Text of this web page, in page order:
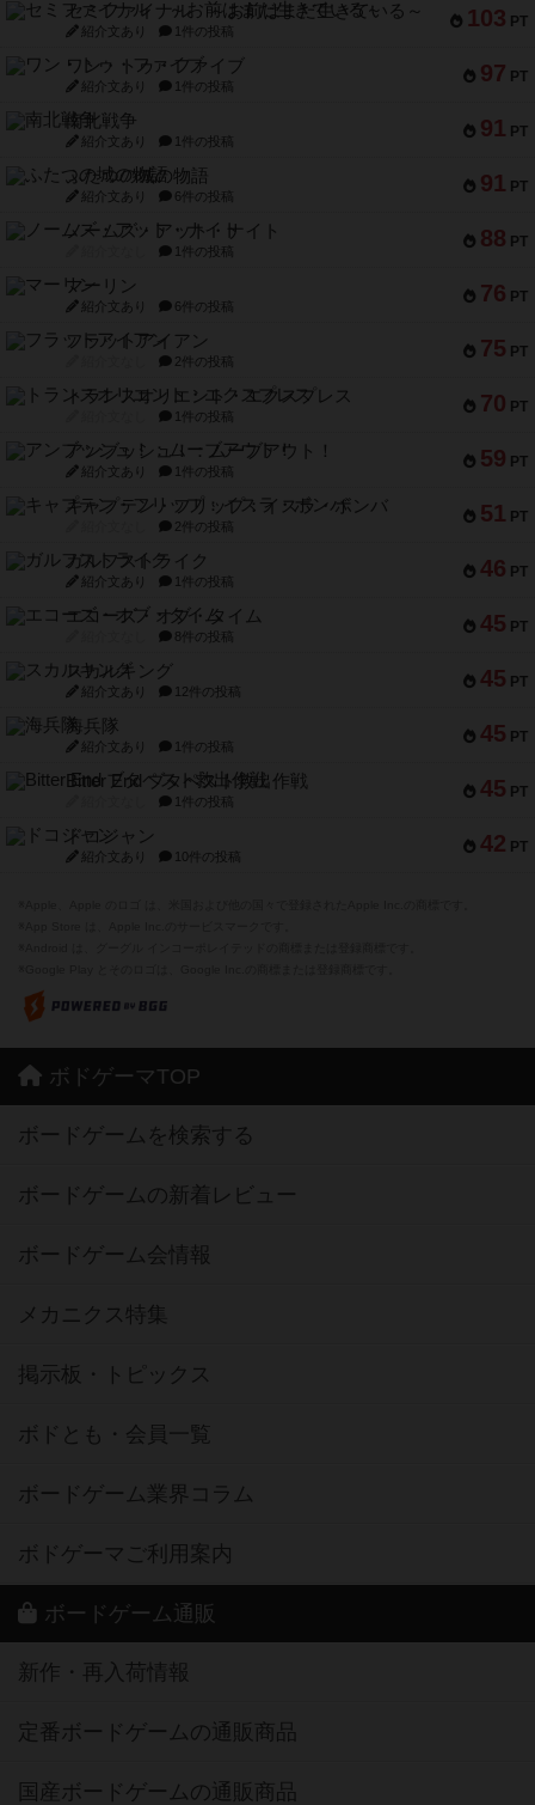
103 PT
セミファイナル ～お前はまだ生きている～
紹介文あり 1件の投稿
97 PT
ワン・トゥ・ファイブ
紹介文あり 1件の投稿
91 PT
南北戦争
紹介文あり 1件の投稿
91 PT
ふたつの城の物語
紹介文あり 6件の投稿
88 PT
ノームズ・アット・ナイト
1件の投稿
76 PT
マーリン
紹介文あり 6件の投稿
75 PT
フラットアイアン
2件の投稿
70 PT
トランスオリエント・エクスプレス
1件の投稿
59 PT
アンブッシュ！：ムーブアウト！
紹介文あり 1件の投稿
51 PT
キャプテン・フリップ：イスラ・ボンバ
2件の投稿
46 PT
ガルフストライク
紹介文あり 1件の投稿
45 PT
エコーズ・オブ・タイム
8件の投稿
45 PT
スカルキング
紹介文あり 12件の投稿
45 PT
海兵隊
紹介文あり 1件の投稿
45 PT
Bitter End ブタペスト救出作戦
1件の投稿
42 PT
ドコジャン
紹介文あり 10件の投稿
ボドゲーマTOP
ボードゲームを検索する
ボードゲームの新着レビュー
ボードゲーム会情報
メカニクス特集
掲示板・トピックス
ボドとも・会員一覧
ボードゲーム業界コラム
ボドゲーマご利用案内
ボードゲーム通販
新作・再入荷情報
定番ボードゲームの通販商品
国産ボードゲームの通販商品